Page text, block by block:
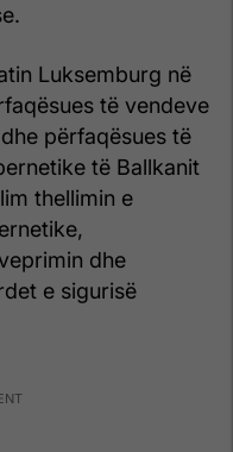
Luksemburg në
të vendeve
përfaqësues të
të Ballkanit
thellimin e
dhe
e sigurisë